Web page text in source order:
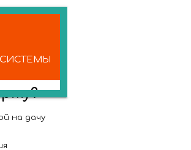
на дачу